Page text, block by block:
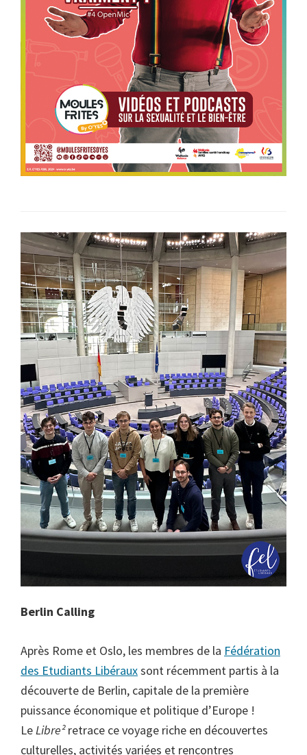
Berlin Calling
Après Rome et Oslo, les membres de la Fédération
des Etudiants Libérauxsont récemment partis à la
découverte de Berlin, capitale de la première
puissance économique et politique d’Europe !
LeLibre²retrace ce voyage riche en découvertes
culturelles, activités variées et rencontres